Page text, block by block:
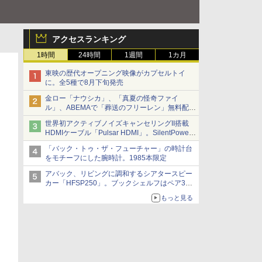
アクセスランキング
1時間 24時間 1週間 1カ月
東映の歴代オープニング映像がカプセルトイ
に。全5種で8月下旬発売
金ロー「ナウシカ」、「真夏の怪奇ファイ
ル」、ABEMAで「葬送のフリーレン」無料配信
など。夏の特番・配信情報
世界初アクティブノイズキャンセリングII搭載
HDMIケーブル「Pulsar HDMI」。SilentPower
から
「バック・トゥ・ザ・フューチャー」の時計台
をモチーフにした腕時計。1985本限定
アバック、リビングに調和するシアタースピー
カー「HFSP250」。ブックシェルフはペア3万
もっと見る